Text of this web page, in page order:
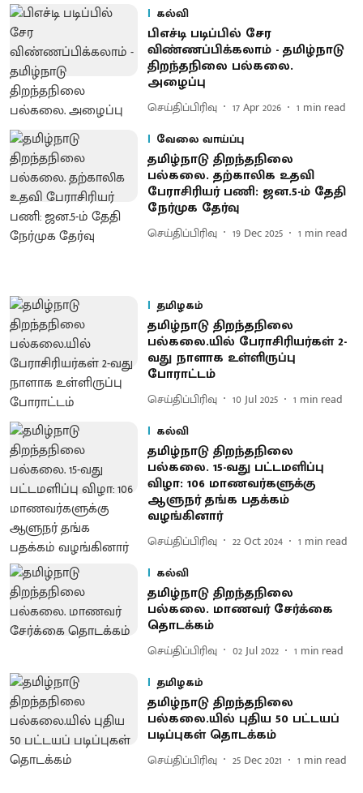
கல்வி
பிஎச்டி படிப்பில் சேர
விண்ணப்பிக்கலாம் - தமிழ்நாடு
திறந்தநிலை பல்கலை.
அழைப்பு
செய்திப்பிரிவு 17 Apr 2026 1 min read
வேலை வாய்ப்பு
தமிழ்நாடு திறந்தநிலை
பல்கலை. தற்காலிக உதவி
பேராசிரியர் பணி: ஜன.5-ம் தேதி
நேர்முக தேர்வு
செய்திப்பிரிவு 19 Dec 2025 1 min read
தமிழகம்
தமிழ்நாடு திறந்தநிலை
பல்கலை.யில் பேராசிரியர்கள் 2-
வது நாளாக உள்ளிருப்பு
போராட்டம்
செய்திப்பிரிவு 10 Jul 2025 1 min read
கல்வி
தமிழ்நாடு திறந்தநிலை
பல்கலை. 15-வது பட்டமளிப்பு
விழா: 106 மாணவர்களுக்கு
ஆளுநர் தங்க பதக்கம்
வழங்கினார்
செய்திப்பிரிவு 22 Oct 2024 1 min read
கல்வி
தமிழ்நாடு திறந்தநிலை
பல்கலை. மாணவர் சேர்க்கை
தொடக்கம்
செய்திப்பிரிவு 02 Jul 2022 1 min read
தமிழகம்
தமிழ்நாடு திறந்தநிலை
பல்கலை.யில் புதிய 50 பட்டயப்
படிப்புகள் தொடக்கம்
செய்திப்பிரிவு 25 Dec 2021 1 min read